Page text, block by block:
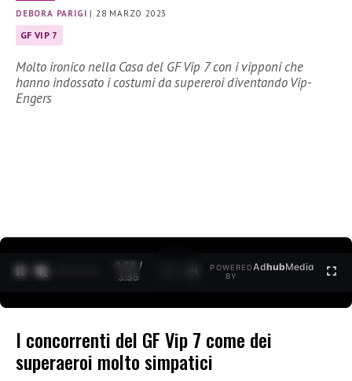
DEBORA PARIGI | 28 MARZO 2023
GF VIP 7
Molto ironico nella Casa del GF Vip 7 con i vipponi che
hanno indossato i costumi da supereroi diventando Vip-
Engers
0:30 /
3:35
POWERED
BY
AdhubMedia
I concorrenti del GF Vip 7 come dei
superaeroi molto simpatici